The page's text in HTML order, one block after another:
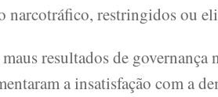
narcotráfico, restringidos ou
resultados de governança
a insatisfação com a